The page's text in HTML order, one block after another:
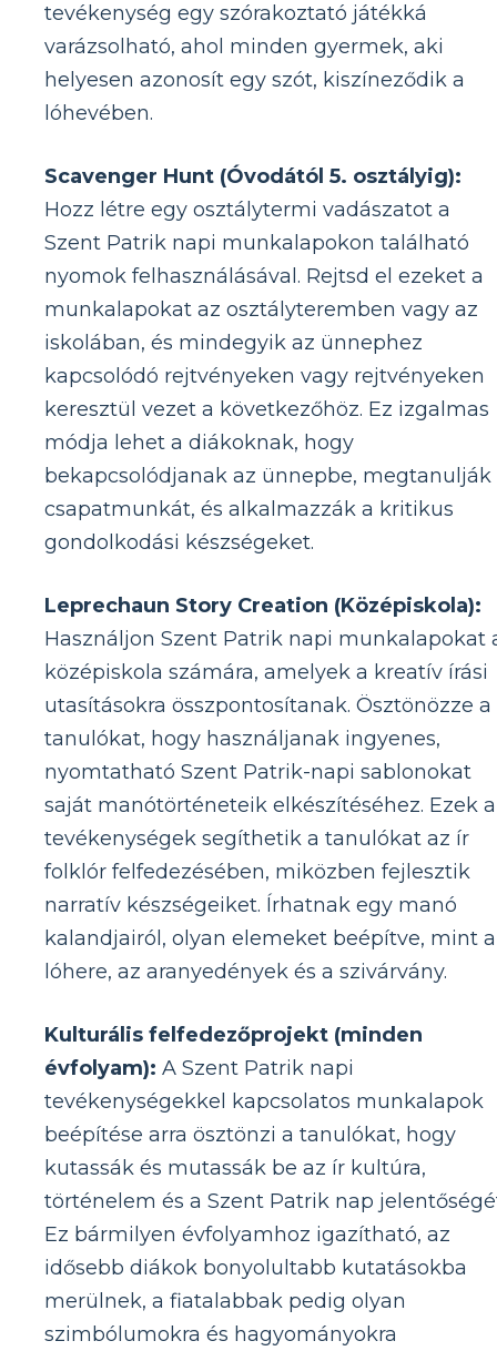
tevékenység egy szórakoztató játékká
varázsolható, ahol minden gyermek, aki
helyesen azonosít egy szót, kiszíneződik a
lóhevében.
Scavenger Hunt (Óvodától 5. osztályig):
Hozz létre egy osztálytermi vadászatot a
Szent Patrik napi munkalapokon található
nyomok felhasználásával. Rejtsd el ezeket a
munkalapokat az osztályteremben vagy az
iskolában, és mindegyik az ünnephez
kapcsolódó rejtvényeken vagy rejtvényeken
keresztül vezet a következőhöz. Ez izgalmas
módja lehet a diákoknak, hogy
bekapcsolódjanak az ünnepbe, megtanulják
csapatmunkát, és alkalmazzák a kritikus
gondolkodási készségeket.
Leprechaun Story Creation (Középiskola):
Használjon Szent Patrik napi munkalapokat
középiskola számára, amelyek a kreatív írási
utasításokra összpontosítanak. Ösztönözze a
tanulókat, hogy használjanak ingyenes,
nyomtatható Szent Patrik-napi sablonokat
saját manótörténeteik elkészítéséhez. Ezek a
tevékenységek segíthetik a tanulókat az ír
folklór felfedezésében, miközben fejlesztik
narratív készségeiket. Írhatnak egy manó
kalandjairól, olyan elemeket beépítve, mint a
lóhere, az aranyedények és a szivárvány.
Kulturális felfedezőprojekt (minden
évfolyam): A Szent Patrik napi
tevékenységekkel kapcsolatos munkalapok
beépítése arra ösztönzi a tanulókat, hogy
kutassák és mutassák be az ír kultúra,
történelem és a Szent Patrik nap
Ez bármilyen évfolyamhoz igazítható, az
idősebb diákok bonyolultabb kutatásokba
merülnek, a fiatalabbak pedig olyan
szimbólumokra és hagyományokra